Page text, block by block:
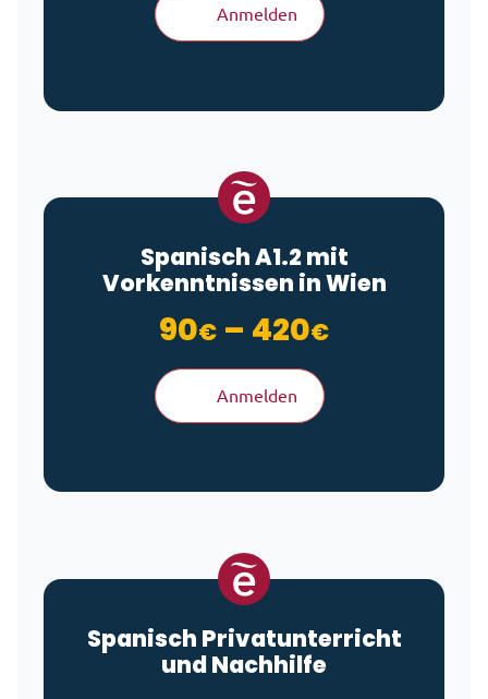
Anmelden
Spanisch A1.2 mit
Vorkenntnissen in Wien
90€ – 420€
Anmelden
Spanisch Privatunterricht
und Nachhilfe